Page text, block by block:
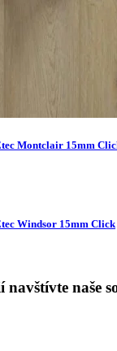
Montclair 15mm
Windsor 15mm Click
naše